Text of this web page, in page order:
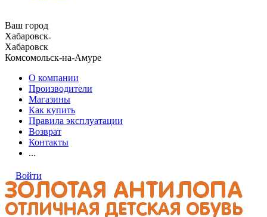
Ваш город
Хабаровск
Хабаровск
Комсомольск-на-Амуре
О компании
Производители
Магазины
Как купить
Правила эксплуатации
Возврат
Контакты
...
Войти